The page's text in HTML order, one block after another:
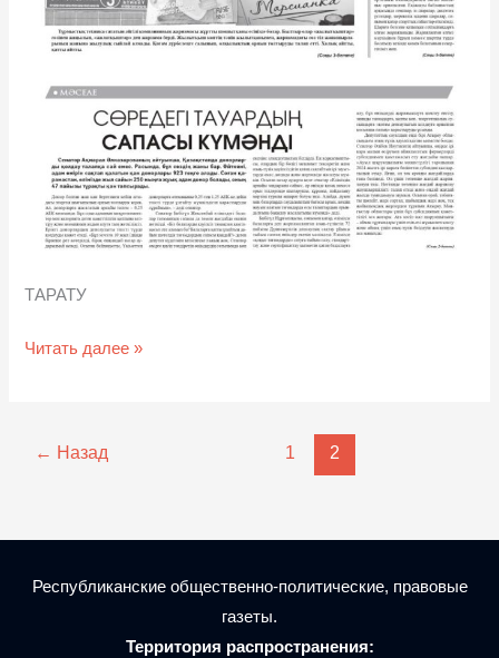
ТАРАТУ
Читать далее »
← Назад 1 2
Республиканские общественно-политические, правовые
газеты.
Территория распространения: